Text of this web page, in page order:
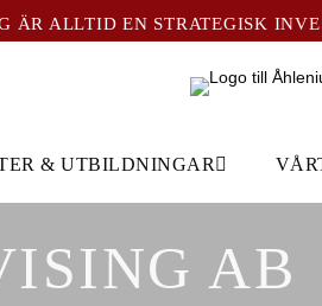
ÄR ALLTID EN STRATEGISK
& UTBILDNINGAR
AB